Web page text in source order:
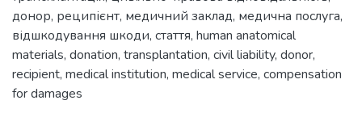
донор, реципієнт, медичний заклад, медична послуга,
відшкодування шкоди, стаття, human anatomical
materials, donation, transplantation, civil liability, donor,
recipient, medical institution, medical service, compensation
for damages